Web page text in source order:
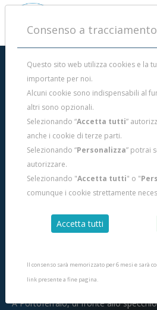
Lo Scoglietto, Portoferraio, Isola
A Portoferraio, di fronte allo
Consenso a
Questo sito web utilizza cookies e la
importante per noi.
Alcuni cookie sono indispensabili al
altri sono opzionali.
Selezionando “Accetta tutti”
anche i cookie di terze parti.
Selezionando “Personalizza” potrai
autorizzare.
Selezionando "Accetta tutti" o "
comunque i cookie strettamente
Accetta tutti
Il consenso sarà memorizzato per 6 mesi e sarà
link presente a fine pagina.